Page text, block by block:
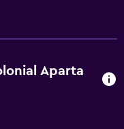
Aparta